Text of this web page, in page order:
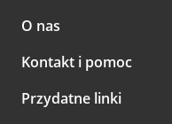
O nas
Kontakt i pomoc
Przydatne linki